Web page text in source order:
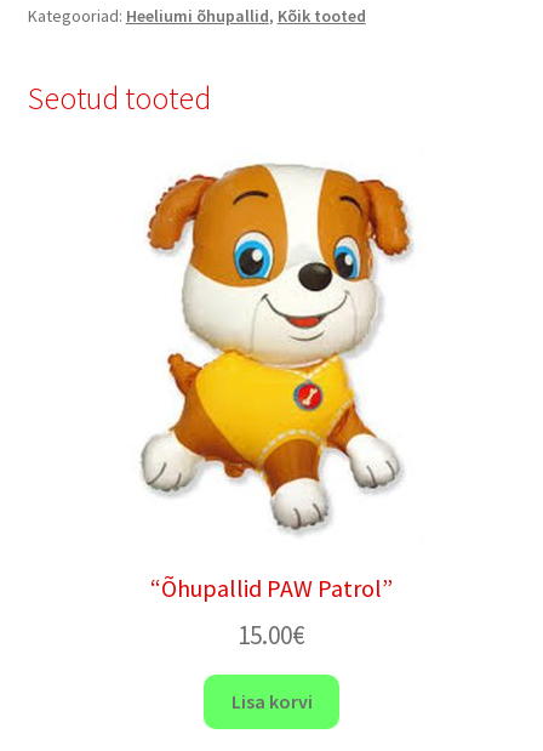
kogus
Kategooriad: Heeliumi õhupallid, Kõik tooted
Seotud tooted
“Õhupallid PAW Patrol”
15.00€
Lisa korvi